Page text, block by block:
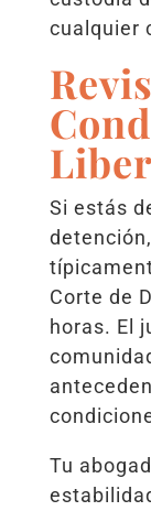
cualquier
Si estás
Corte de
horas. El
Tu